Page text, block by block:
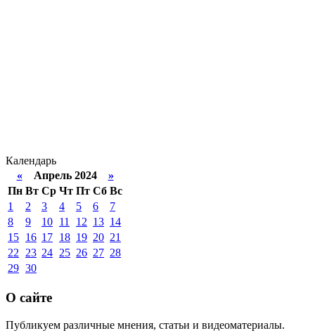
Календарь
«Апрель 2024 »
Пн Вт Ср Чт Пт Сб Вс
1
2 3 4 5 6
7
8
9 10 11 12 13 14
15 16 17 18 19 20 21
22
23 24 25 26 27 28
29 30
О сайте
Публикуем различные мнения, статьи и видеоматериалы.